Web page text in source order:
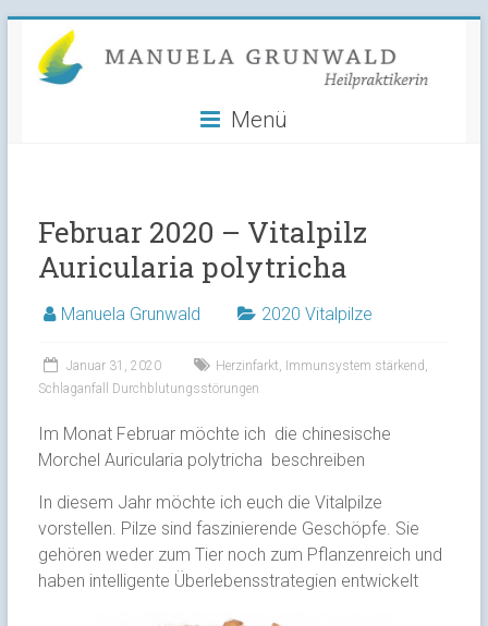
content
Manuela
Grunwald
Menü
Februar 2020 – Vitalpilz
Auricularia polytricha
Manuela Grunwald 2020 Vitalpilze
Januar 31, 2020 Herzinfarkt Immunsystem stärkend
Schlaganfall Durchblutungsstörungen
Im Monat Februar möchte ich die chinesische
Morchel Auricularia polytricha beschreiben
In diesem Jahr möchte ich euch die Vitalpilze
vorstellen. Pilze sind faszinierende Geschöpfe. Sie
gehören weder zum Tier noch zum Pflanzenreich und
haben intelligente Überlebensstrategien entwickelt